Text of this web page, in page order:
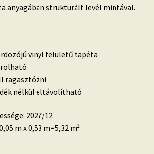
anyagában strukturált levél mintával.
vinyl felületű tapéta
ragasztózni
nélkül eltávolítható
2027/12
m x 0,53 m=5,32 m2